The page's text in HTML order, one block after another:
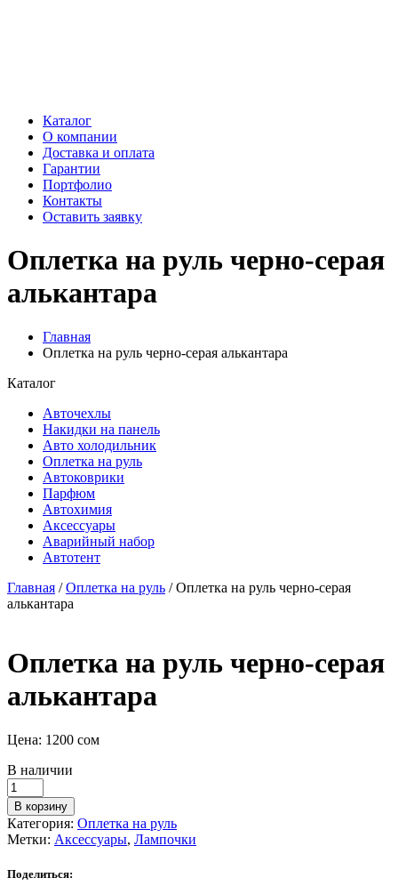
Каталог
О компании
Доставка и оплата
Гарантии
Портфолио
Контакты
Оставить заявку
Оплетка на руль черно-серая
алькантара
Главная
Оплетка на руль черно-серая алькантара
Каталог
Авточехлы
Накидки на панель
Авто холодильник
Оплетка на руль
Автоковрики
Парфюм
Автохимия
Аксессуары
Аварийный набор
Автотент
Главная /Оплетка на руль / Оплетка на руль черно-серая
алькантара
Оплетка на руль черно-серая
алькантара
Цена: 1200 сом
В наличии
Количество
товара
Оплетка
на
руль
серая
В корзину
Категория: Оплетка на руль
Метки: Аксессуары, Лампочки
Поделиться: